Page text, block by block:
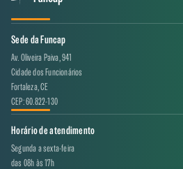
Sede da Funcap
Av. Oliveira Paiva, 941
Cidade dos Funcionários
Fortaleza, CE
CEP: 60.822-130
Horário de atendimento
Segunda a sexta-feira
das 08h às 17h